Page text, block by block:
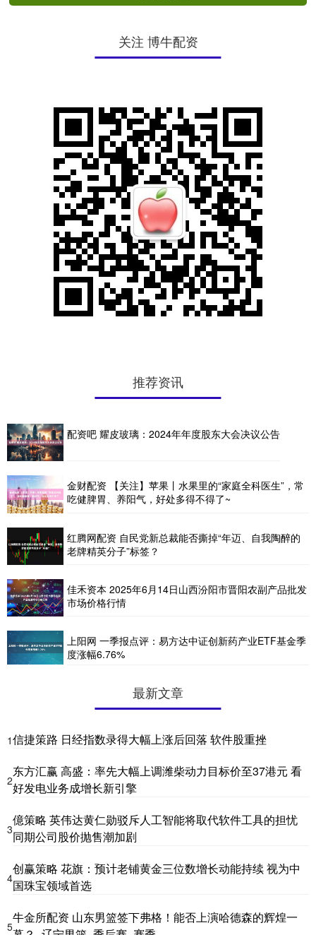
关注 博牛配资
推荐资讯
配资吧 耀皮玻璃：2024年年度股东大会决议公告
金财配资 【关注】苹果丨水果里的“家庭全科医生”，常
吃健脾胃、养阳气，好处多得不得了~
红腾网配资 自民党新总裁能否撕掉“年迈、自我陶醉的
老牌精英分子”标签？
佳禾资本 2025年6月14日山西汾阳市晋阳农副产品批发
市场价格行情
上阳网 一季报点评：易方达中证创新药产业ETF基金季
度涨幅6.76%
最新文章
1信捷策路 日经指数录得大幅上涨后回落 软件股重挫
2
东方汇赢 高盛：率先大幅上调潍柴动力目标价至37港元 看
好发电业务成增长新引擎
3
億策略 英伟达黄仁勋驳斥人工智能将取代软件工具的担忧
同期公司股价抛售潮加剧
4
创赢策略 花旗：预计老铺黄金三位数增长动能持续 视为中
国珠宝领域首选
5
牛金所配资 山东男篮签下弗格！能否上演哈德森的辉煌一